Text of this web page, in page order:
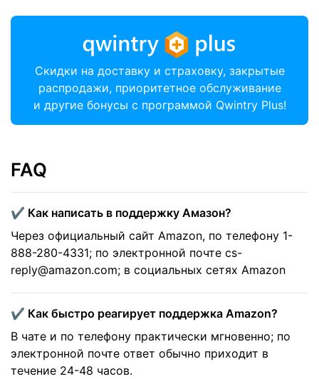
Скидки на доставку и страховку, закрытые
распродажи, приоритетное обслуживание
и другие бонусы с программой Qwintry Plus!
FAQ
✔️ Как написать в поддержку Амазон?
Через официальный сайт Amazon, по телефону 1-
888-280-4331; по электронной почте cs-
reply@amazon.com; в социальных сетях Amazon
✔️ Как быстро реагирует поддержка Amazon?
В чате и по телефону практически мгновенно; по
электронной почте ответ обычно приходит в
течение 24-48 часов.